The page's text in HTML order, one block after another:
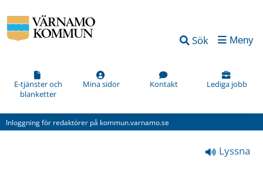
Sök Meny
E-tjänster och
blanketter
Mina sidor Kontakt Lediga jobb
Inloggning för redaktörer på kommun.varnamo.se
Lyssna
Vad
kan
förbättra
den
här